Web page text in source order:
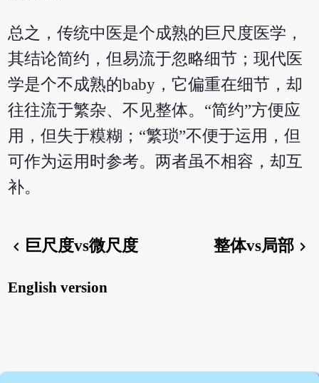
总之，传统中医是个成熟的巨尺度医学，
其结论简约，但易流于忽略细节；现代医
学是个不成熟的baby，它偏重在细节，却
往往流于繁杂、不见整体。“简约”方便应
用，但失于糢糊；“繁琐”不便于运用，但
可作为运用时参考。两者虽不相容，却互
补。
chevron_left 巨尺度vs微尺度 整体vs局部chevron_right
English version